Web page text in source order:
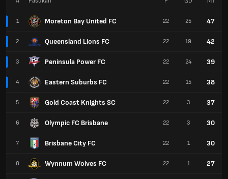
1 Moreton Bay United FC
2 Queensland Lions FC
3 Peninsula Power FC
4 Eastern Suburbs FC
5 Gold Coast Knights SC
6 Olympic FC Brisbane
7 Brisbane City FC
8 Wynnum Wolves FC
22 25 47
22 19 42
22 24 39
22 15 38
22 3 37
22 3 30
22 1 30
22 1 27